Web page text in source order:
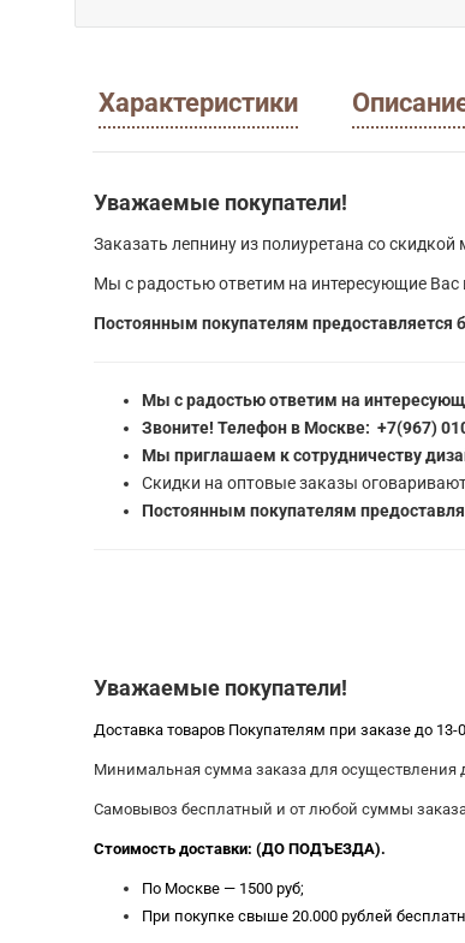
Характеристики
Уважаемые покупатели!
Заказать лепнину из полиуретана со
Мы с радостью ответим на интересующие
Постоянным покупателям предоставляется
Мы с радостью ответим на
Звоните! Телефон в Москве: +7(967)
Мы приглашаем к сотрудничеству
Скидки на оптовые заказы
Постоянным покупателям
Уважаемые покупатели!
Доставка товаров Покупателям при заказе до
Минимальная сумма заказа для осуществления
Самовывоз бесплатный и от любой суммы
Стоимость доставки: (ДО ПОДЪЕЗДА).
По Москве — 1500 руб;
При покупке свыше 20.000 рублей